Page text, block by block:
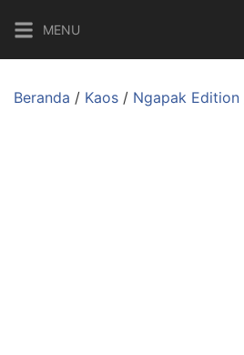
ke
konten
MENU
Beranda / Kaos / Ngapak Edition